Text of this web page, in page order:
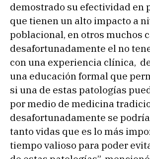
demostrado su efectividad en
que tienen un alto impacto a
poblacional, en otros muchos
desafortunadamente el no
con una experiencia clínica,
una educación formal que
si una de estas patologías
por medio de medicina
desafortunadamente se
tanto vidas que es lo más
tiempo valioso para poder